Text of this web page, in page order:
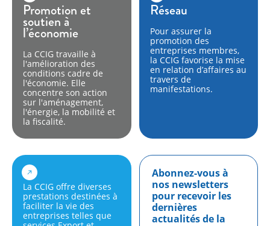
Promotion et
soutien à
l’économie
La CCIG travaille à
l'amélioration des
conditions cadre de
l'économie. Elle
concentre son action
sur l'aménagement,
l'énergie, la mobilité et
la fiscalité.
Réseau
Pour assurer la
promotion des
entreprises membres,
la CCIG favorise la mise
en relation d’affaires au
travers de
manifestations.
La CCIG offre diverses
prestations destinées à
faciliter la vie des
entreprises telles que
Abonnez-vous à
nos newsletters
pour recevoir les
dernières
actualités de la